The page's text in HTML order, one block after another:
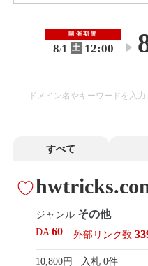
開催期間
8/1 土 12:00 〜
すべて
ジャンル その他
DA60 外部リンク数
10,800円 入札 0件